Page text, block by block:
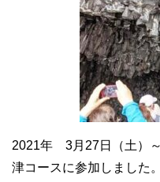
2021年 3月27日（土）
津コースに参加しました